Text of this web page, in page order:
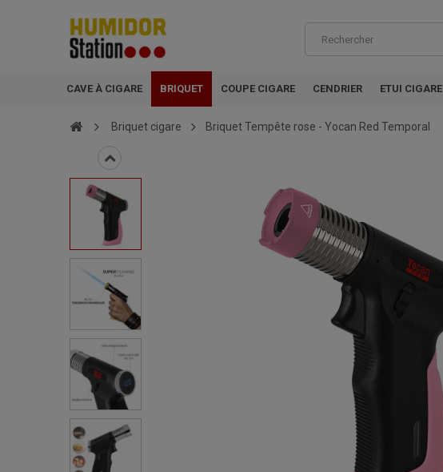
CAVE À CIGARE BRIQUET COUPE CIGARE CENDRIER ETUI CIGARE
Briquet cigare Briquet Tempête rose - Yocan Red Temporal